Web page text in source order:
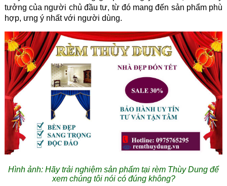
tưởng của người chủ đầu tư, từ đó mang đến sản phẩm phù
hợp, ưng ý nhất với người dùng.
Hình ảnh: Hãy trải nghiệm sản phẩm tại rèm Thùy Dung để
xem chúng tôi nói có đúng không?